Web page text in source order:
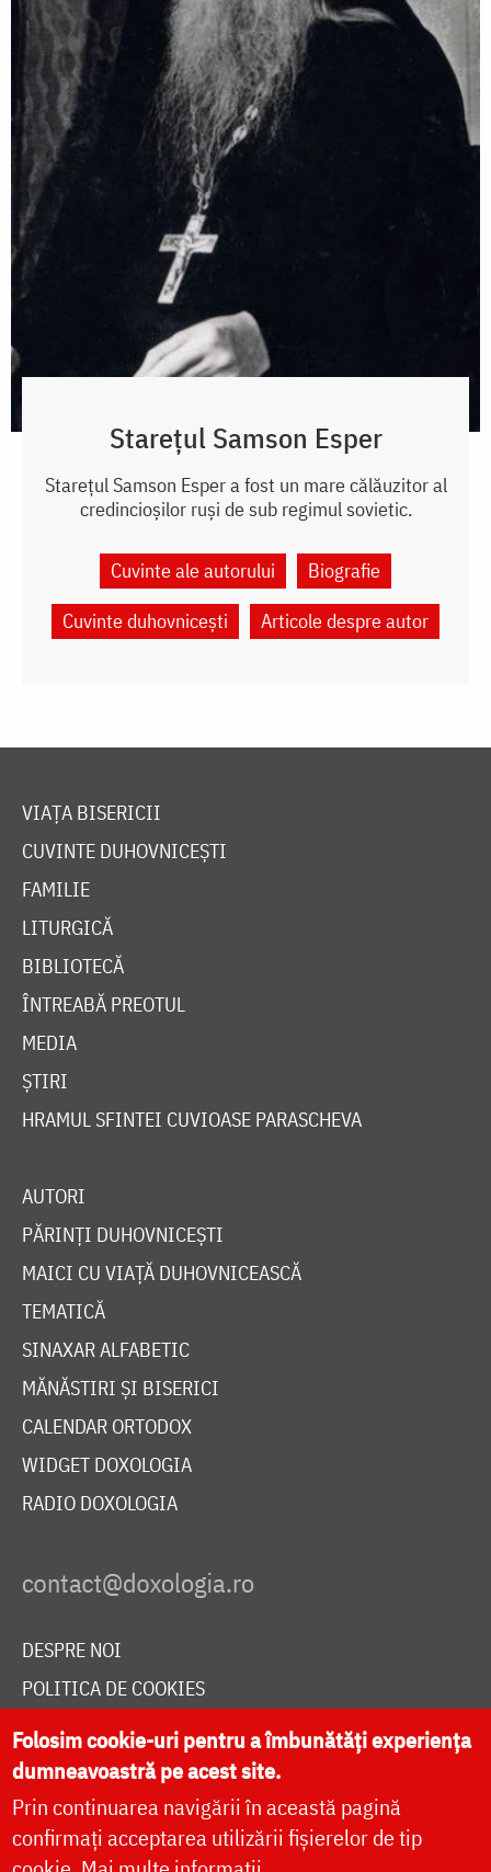
Starețul Samson Esper
Starețul Samson Esper a fost un mare călăuzitor al
credincioșilor ruși de sub regimul sovietic.
Cuvinte ale autorului
Biografie
Cuvinte duhovnicești
Articole despre autor
VIAȚA BISERICII
CUVINTE DUHOVNICEȘTI
FAMILIE
LITURGICĂ
BIBLIOTECĂ
ÎNTREABĂ PREOTUL
MEDIA
ȘTIRI
HRAMUL SFINTEI CUVIOASE PARASCHEVA
AUTORI
PĂRINȚI DUHOVNICEȘTI
MAICI CU VIAȚĂ DUHOVNICEASCĂ
TEMATICĂ
SINAXAR ALFABETIC
MĂNĂSTIRI ȘI BISERICI
CALENDAR ORTODOX
WIDGET DOXOLOGIA
RADIO DOXOLOGIA
DESPRE NOI
POLITICA DE COOKIES
DONEAZĂ ONLINE PENTRU CATEDRALA NAȚIONALĂ
LIVE
Folosim cookie-uri pentru a îmbunătăți experiența
dumneavoastră pe acest site.
Prin continuarea navigării în această pagină
confirmați acceptarea utilizării fișierelor de tip